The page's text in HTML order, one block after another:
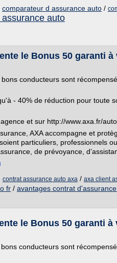
comparateur d assurance auto /
l assurance auto
le Bonus 50 garanti
bons conducteurs sont
- 40% de réduction pour toute
et sur http://www.axa.fr/auto
AXA accompagne et
particuliers, professionnels
de prévoyance,
contrat assurance auto axa / axa client
fr / avantages contrat
le Bonus 50 garanti
conducteurs sont